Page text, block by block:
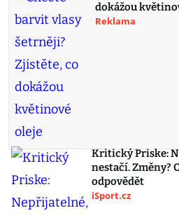
dokážou
Reklama
Kritický Priske:
nestačí. Změny?
odpovědět
iSport.cz